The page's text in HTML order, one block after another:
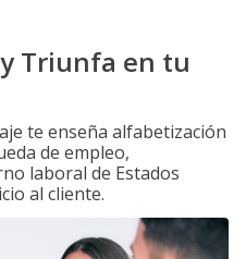
Triunfa en tu
te enseña alfabetización
de empleo,
laboral de Estados
al cliente.